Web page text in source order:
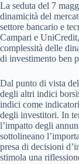
La seduta del 7
dinamicità del
settore bancario e
Campari e
complessità delle
di investimento ben
Dal punto di vista
degli altri indici
indici come
degli investitori. In
l’impatto degli
sottolineano
presa di decisioni
stimola una